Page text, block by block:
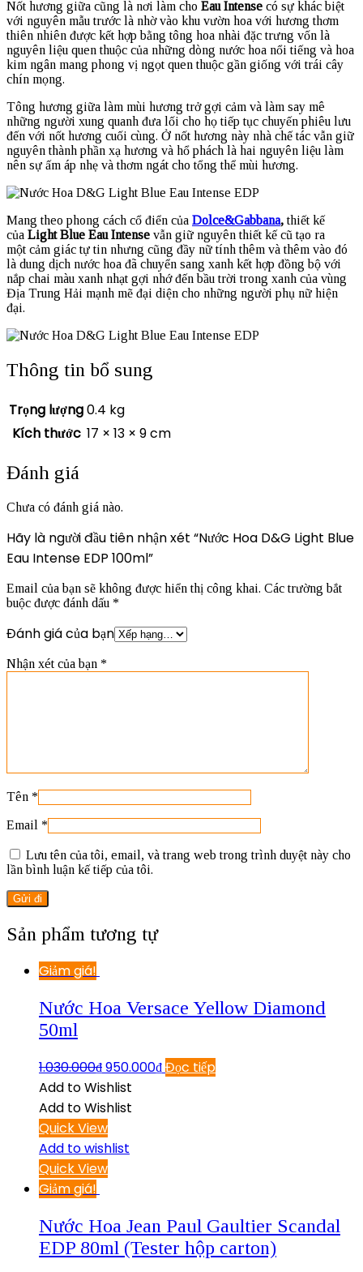
Nốt hương giữa cũng là nơi làm cho Eau Intense có sự khác biệt
với nguyên mẫu trước là nhờ vào khu vườn hoa với hương thơm
thiên nhiên được kết hợp bằng tông hoa nhài đặc trưng vốn là
nguyên liệu quen thuộc của những dòng nước hoa nổi tiếng và hoa
kim ngân mang phong vị ngọt quen thuộc gần giống với trái cây
chín mọng.
Tông hương giữa làm mùi hương trở gợi cảm và làm say mê
những người xung quanh đưa lối cho họ tiếp tục chuyến phiêu lưu
đến với nốt hương cuối cùng. Ở nốt hương này nhà chế tác vẫn giữ
nguyên thành phần xạ hương và hổ phách là hai nguyên liệu làm
nên sự ấm áp nhẹ và thơm ngát cho tổng thể mùi hương.
Mang theo phong cách cổ điển của Dolce&Gabbana,thiết kế
của Light Blue Eau Intense vẫn giữ nguyên thiết kế cũ tạo ra
một cảm giác tự tin nhưng cũng đầy nữ tính thêm và thêm vào đó
là dung dịch nước hoa đã chuyển sang xanh kết hợp đồng bộ với
nắp chai màu xanh nhạt gợi nhớ đến bầu trời trong xanh của vùng
Địa Trung Hải mạnh mẽ đại diện cho những người phụ nữ hiện
đại.
Thông tin bổ sung
Trọng lượng0.4 kg
Kích thước 17 × 13 × 9 cm
Đánh giá
Chưa có đánh giá nào.
Hãy là người đầu tiên nhận xét “Nước Hoa D&G Light Blue
Eau Intense EDP 100ml”
Email của bạn sẽ không được hiển thị công khai. Các trường bắt
buộc được đánh dấu *
Đánh giá của bạn
Nhận xét của bạn *
Tên *
Email *
Lưu tên của tôi, email, và trang web trong trình duyệt này cho
lần bình luận kế tiếp của tôi.
Sản phẩm tương tự
Giảm giá!
Nước Hoa Versace Yellow Diamond
50ml
1.030.000₫950.000₫Đọc tiếp
Add to Wishlist
Add to Wishlist
Quick View
Add to wishlist
Quick View
Giảm giá!
Nước Hoa Jean Paul Gaultier Scandal
EDP 80ml (Tester hộp carton)